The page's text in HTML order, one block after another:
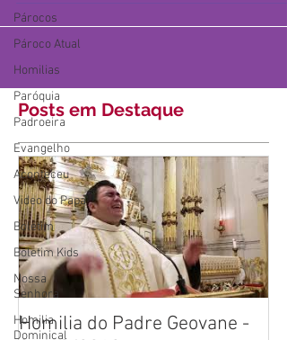
Párocos
Pároco Atual
Homilias
Paróquia
Padroeira
Evangelho
Aconteceu
Video do Papa
Boletim
Boletim Kids
Nossa
Senhora
Homilia
Dominical
Posts em Destaque
Homilia do Padre Geovane -